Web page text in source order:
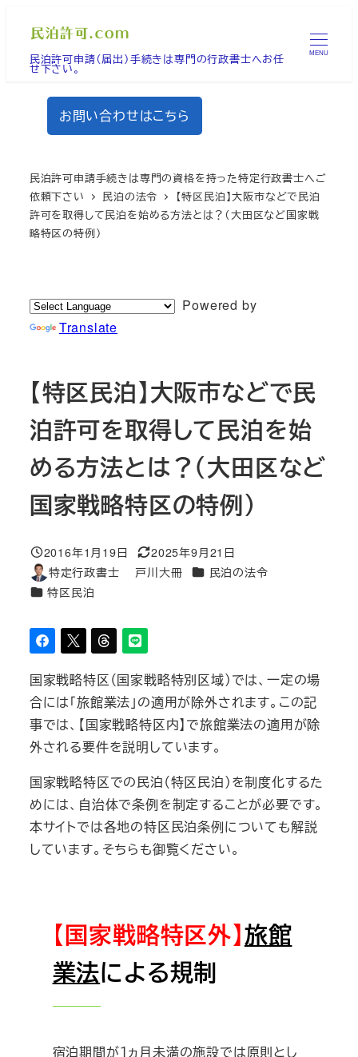
民泊許可申請（届出）手続きは専門の行政書士へお任
せ下さい。
MENU
お問い合わせはこちら
民泊許可申請手続きは専門の資格を持った特定行政書士へご
依頼下さい
民泊の法令
【特区民泊】大阪市などで民泊
許可を取得して民泊を始める方法とは？（大田区など国家戦
略特区の特例）
Powered by
Translate
【特区民泊】大阪市などで民
泊許可を取得して民泊を始
める方法とは？（大田区など
国家戦略特区の特例）
投稿日
2016年1月19日
更新日
2025年9月21日
著
者
特定行政書士 戸川大冊 カテゴリー
民泊の法令
カテゴリー
特区民泊
国家戦略特区（国家戦略特別区域）では、一定の場
合には「旅館業法」の適用が除外されます。この記
事では、【国家戦略特区内】で旅館業法の適用が除
外される要件を説明しています。
国家戦略特区での民泊（特区民泊）を制度化するた
めには、自治体で条例を制定することが必要です。
本サイトでは各地の特区民泊条例についても解説
しています。そちらも御覧ください。
【国家戦略特区外】旅館
業法による規制
宿泊期間が１ヵ月未満の施設では原則とし